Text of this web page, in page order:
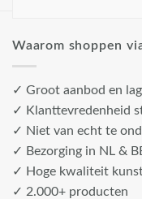
Waarom shoppen
✓ Groot aanbod en
✓ Klanttevredenheid
✓ Niet van echt te
✓ Bezorging in NL &
✓ Hoge kwaliteit
✓ 2.000+ producten